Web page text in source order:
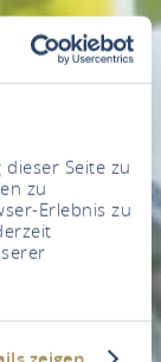
Seite zu
zu
Erlebnis zu